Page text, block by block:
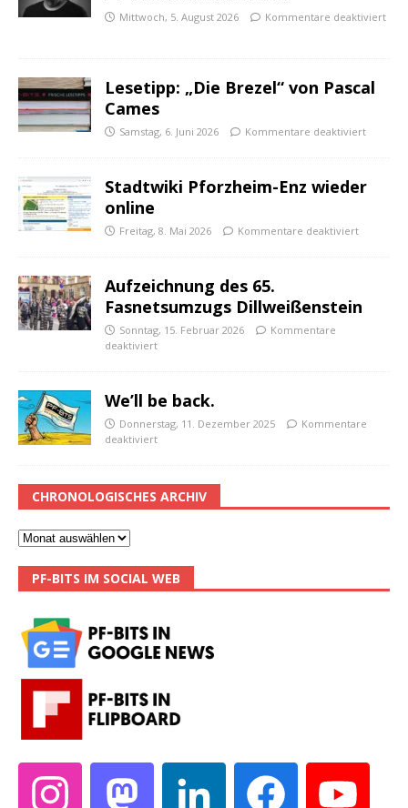
Mittwoch, 5. August 2026 Kommentare deaktiviert
Lesetipp: „Die Brezel“ von Pascal
Cames
Samstag, 6. Juni 2026 Kommentare deaktiviert
Stadtwiki Pforzheim-Enz wieder
online
Freitag, 8. Mai 2026 Kommentare deaktiviert
Aufzeichnung des 65.
Fasnetsumzugs Dillweißenstein
Sonntag, 15. Februar 2026
Kommentare
deaktiviert
We’ll be back.
Donnerstag, 11. Dezember 2025
Kommentare
deaktiviert
CHRONOLOGISCHES ARCHIV
PF-BITS IM SOCIAL WEB